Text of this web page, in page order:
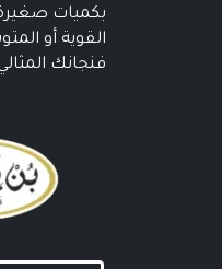
بكميات
القوية أو
فنجانك